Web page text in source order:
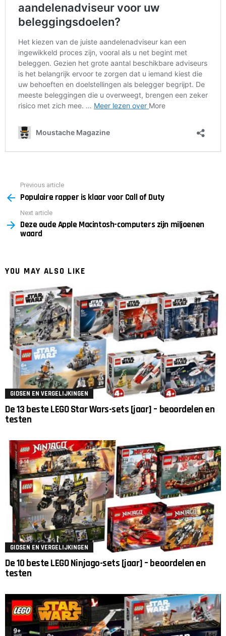
more
Previous article
Populaire rapper is klaar voor Call of Duty
Next article
Deze oude Apple Macintosh-computers zijn miljoenen
waard
YOU MAY ALSO LIKE
GIDSEN EN VERGELIJKINGEN
De 13 beste LEGO Star Wars-sets [jaar] – beoordelen en
testen
GIDSEN EN VERGELIJKINGEN
De 10 beste LEGO Ninjago-sets [jaar] – beoordelen en
testen